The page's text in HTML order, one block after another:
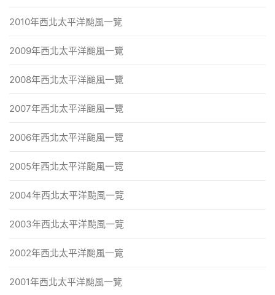
2010年西北太平洋颱風一覽
2009年西北太平洋颱風一覽
2008年西北太平洋颱風一覽
2007年西北太平洋颱風一覽
2006年西北太平洋颱風一覽
2005年西北太平洋颱風一覽
2004年西北太平洋颱風一覽
2003年西北太平洋颱風一覽
2002年西北太平洋颱風一覽
2001年西北太平洋颱風一覽